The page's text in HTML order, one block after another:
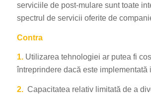
serviciile de post-mulare sunt toate
spectrul de servicii oferite de
Contra
1.Utilizarea tehnologiei ar putea fi
întreprindere dacă este implementată
2.Capacitatea relativ limitată de a